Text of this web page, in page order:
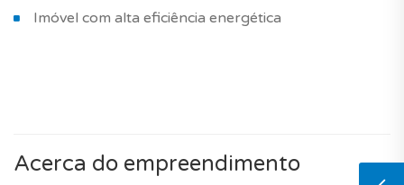
Imóvel com alta eficiência energética
Acerca do empreendimento